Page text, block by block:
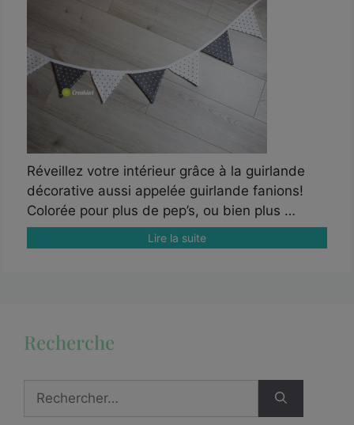
Réveillez votre intérieur grâce à la guirlande
décorative aussi appelée guirlande fanions!
Colorée pour plus de pep’s, ou bien plus …
Lire la suite
Recherche